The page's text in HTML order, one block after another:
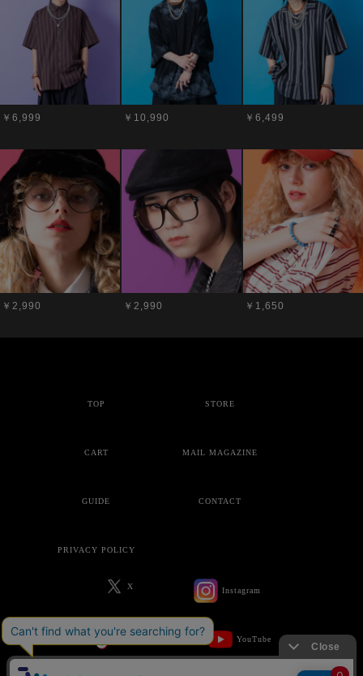
￥6,999 ￥10,990 ￥6,499
￥2,990 ￥2,990 ￥1,650
TOP STORE
CART MAIL MAGAZINE
GUIDE CONTACT
PRIVACY POLICY
X Instagram
Tik-Tok YouTube